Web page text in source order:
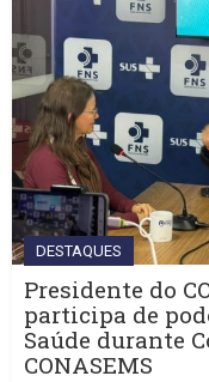
DESTAQUES
Presidente do
participa de
Saúde durante
CONASEMS